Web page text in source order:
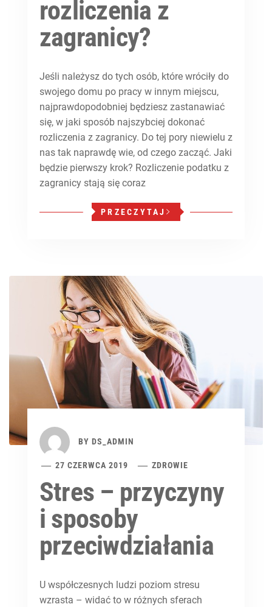
rozliczenia z
zagranicy?
Jeśli należysz do tych osób, które wróciły do
swojego domu po pracy w innym miejscu,
najprawdopodobniej będziesz zastanawiać
się, w jaki sposób najszybciej dokonać
rozliczenia z zagranicy. Do tej pory niewielu z
nas tak naprawdę wie, od czego zacząć. Jaki
będzie pierwszy krok? Rozliczenie podatku z
zagranicy stają się coraz
PRZECZYTAJ
BY DS_ADMIN
27 CZERWCA 2019 ZDROWIE
Stres – przyczyny
i sposoby
przeciwdziałania
U współczesnych ludzi poziom stresu
wzrasta – widać to w różnych sferach